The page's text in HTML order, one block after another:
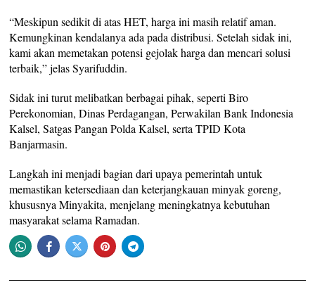
“Meskipun sedikit di atas HET, harga ini masih relatif aman.
Kemungkinan kendalanya ada pada distribusi. Setelah sidak ini,
kami akan memetakan potensi gejolak harga dan mencari solusi
terbaik,” jelas Syarifuddin.
Sidak ini turut melibatkan berbagai pihak, seperti Biro
Perekonomian, Dinas Perdagangan, Perwakilan Bank Indonesia
Kalsel, Satgas Pangan Polda Kalsel, serta TPID Kota
Banjarmasin.
Langkah ini menjadi bagian dari upaya pemerintah untuk
memastikan ketersediaan dan keterjangkauan minyak goreng,
khususnya Minyakita, menjelang meningkatnya kebutuhan
masyarakat selama Ramadan.